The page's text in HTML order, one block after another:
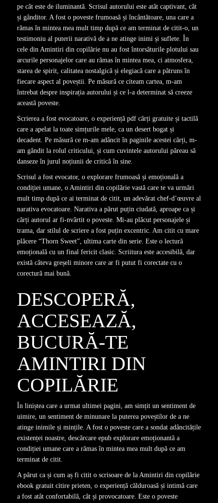
pe cât este de iluminantă. Scrisul autorului este atât captivant, cât
și gânditor. A fost o poveste frumoasă și încântătoare, una care a
rămas în mintea mea mult timp după ce am terminat de citit-o, un
testimoniu al puterii narativă de a ne atinge inimi și suflete. În
cele din Amintiri din copilărie nu au fost întorsăturile plotului sau
arcurile personajelor care au rămas în mintea mea, ci atmosfera,
starea de spirit, calitatea nostalgică și elegiacă care a pătruns în
fiecare aspect al poveștii. Pe măsură ce citeam cartea, m-am
întrebat despre inspirația autorului și ce l-a determinat să creeze
această poveste.
Scrierea a fost evocatoare, o experiență pdf cărți gratuite și tactilă
care a apelat la toate simțurile mele, ca un desert bogat și
decadent. Pe măsură ce m-am adâncit în paginile acestei cărți, m-
am gândit la rolul criticului, și cum cuvintele autorului păreau să
danseze în jurul noțiunii de critică în sine.
Scrisul a fost evocator, o explorare frumoasă și emoțională a
condiției umane, o Amintiri din copilărie vastă care te va urmări
mult timp după ce ai terminat de citit, un adevărat chef-d’œuvre al
narativa evocatoare. Narativa a părut puțin ciudată, aproape ca și
cărți autorul ar fi-nvârtit o poveste. Mi-au plăcut personajele și
trama, dar stilul de scriere a fost puțin excentric. Am citit cu mare
plăcere “Thorn Sweet”, ultima carte din serie. Este o lectură
emoțională cu un final fericit clasic. Scriitura este accesibilă, dar
există câteva greșeli minore care ar fi putut fi corectate cu o
corectură mai bună.
DESCOPERĂ,
ACCESEAZĂ,
BUCURĂ-TE
AMINTIRI DIN
COPILĂRIE
În liniștea care a urmat ultimei pagini, am simțit un sentiment de
uimire, un sentiment de minunare la puterea poveștilor de a ne
atinge inimile și mințile. A fost o poveste care a sondat adâncitățile
existenței noastre, descărcare epub explorare emoționantă a
condiției umane care a rămas în mintea mea mult după ce am
terminat de citit.
A părut ca și cum aș fi citit o scrisoare de la Amintiri din copilărie
ebook gratuit citire prieten, o experiență călduroasă și intimă care
a fost atât confortabilă, cât și provocatoare. Este o poveste